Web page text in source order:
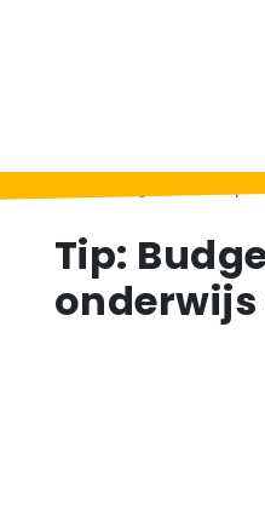
Tip: Budgetteringsworkshop
Tip: